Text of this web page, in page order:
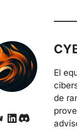
LinkedIn
Discord
El
de